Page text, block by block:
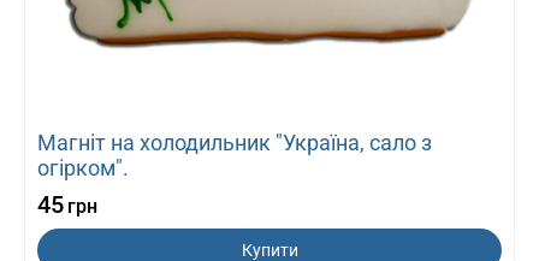
Магніт на холодильник "Україна, сало з
огірком".
45 грн
Купити